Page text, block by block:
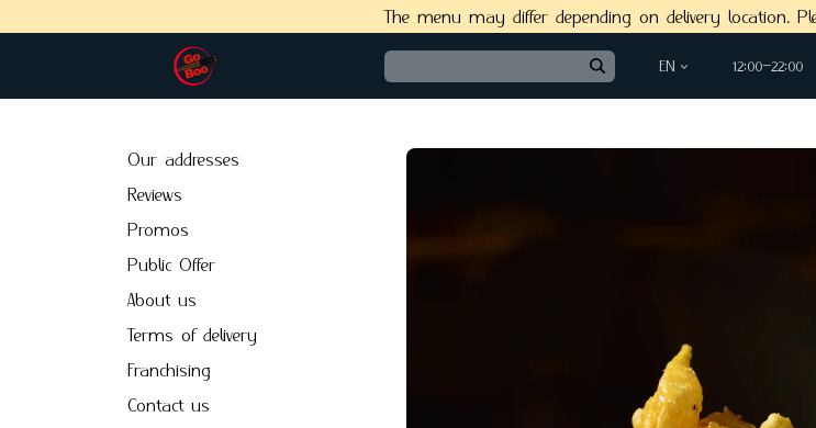
The menu may differ depending on delivery location.
EN 12:00−22:00
Our addresses
Reviews
Promos
Public Offer
About us
Terms of delivery
Franchising
Сontact us